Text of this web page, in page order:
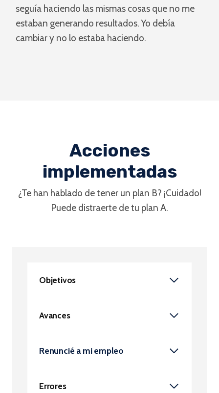
seguía haciendo las mismas cosas que no me
estaban generando resultados. Yo debía
cambiar y no lo estaba haciendo.
Acciones
implementadas
¿Te han hablado de tener un plan B? ¡Cuidado!
Puede distraerte de tu plan A.
Objetivos
Avances
Renuncié a mi empleo
Errores